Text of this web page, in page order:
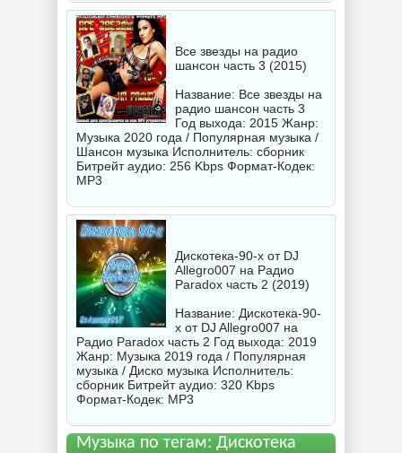
Все звезды на радио
шансон часть 3 (2015)
Название: Все звезды на
радио шансон часть 3
Год выхода: 2015 Жанр:
Музыка 2020 года / Популярная музыка /
Шансон музыка Исполнитель: сборник
Битрейт аудио: 256 Kbps Формат-Кодек:
MP3
Дискотека-90-х от DJ
Allegro007 на Радио
Paradox часть 2 (2019)
Название: Дискотека-90-
х от DJ Allegro007 на
Радио Paradox часть 2 Год выхода: 2019
Жанр: Музыка 2019 года / Популярная
музыка / Диско музыка Исполнитель:
сборник Битрейт аудио: 320 Kbps
Формат-Кодек: MP3
Музыка по тегам: Дискотека